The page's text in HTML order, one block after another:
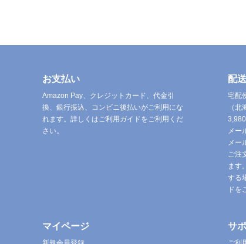
お支払い
Amazon Pay、クレジットカード、代金引
換、銀行振込、コンビニ後払いがご利用にな
れます。詳しくはご利用ガイドをご利用くだ
さい。
配
宅配
（
メー
メー
ご注
ます
する
ドを
マイページ サ